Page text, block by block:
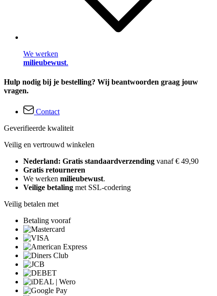
We werken
milieubewust.
Hulp nodig bij je bestelling? Wij beantwoorden graag jouw
vragen.
Contact
Geverifieerde kwaliteit
Veilig en vertrouwd winkelen
Nederland: Gratis standaardverzending vanaf € 49,90
Gratis retourneren
We werken milieubewust.
Veilige betaling met SSL-codering
Veilig betalen met
Betaling vooraf